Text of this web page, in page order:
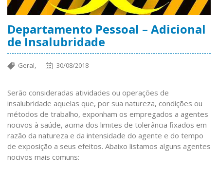
Departamento Pessoal – Adicional
de Insalubridade
Geral, 30/08/2018
Serão consideradas atividades ou operações de
insalubridade aquelas que, por sua natureza, condições ou
métodos de trabalho, exponham os empregados a agentes
nocivos à saúde, acima dos limites de tolerância fixados em
razão da natureza e da intensidade do agente e do tempo
de exposição a seus efeitos. Abaixo listamos alguns agentes
nocivos mais comuns: